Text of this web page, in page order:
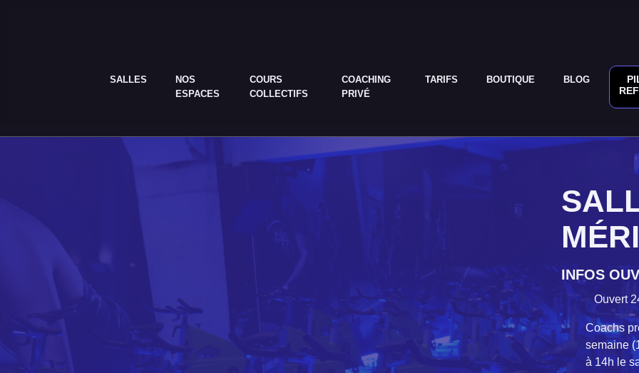
SALLES
NOS
ESPACES
COURS
COLLECTIFS
COACHING
PRIVÉ
TARIFS BOUTIQUE BLOG
INFOS
Ouvert
Coachs
semaine
à 14h le